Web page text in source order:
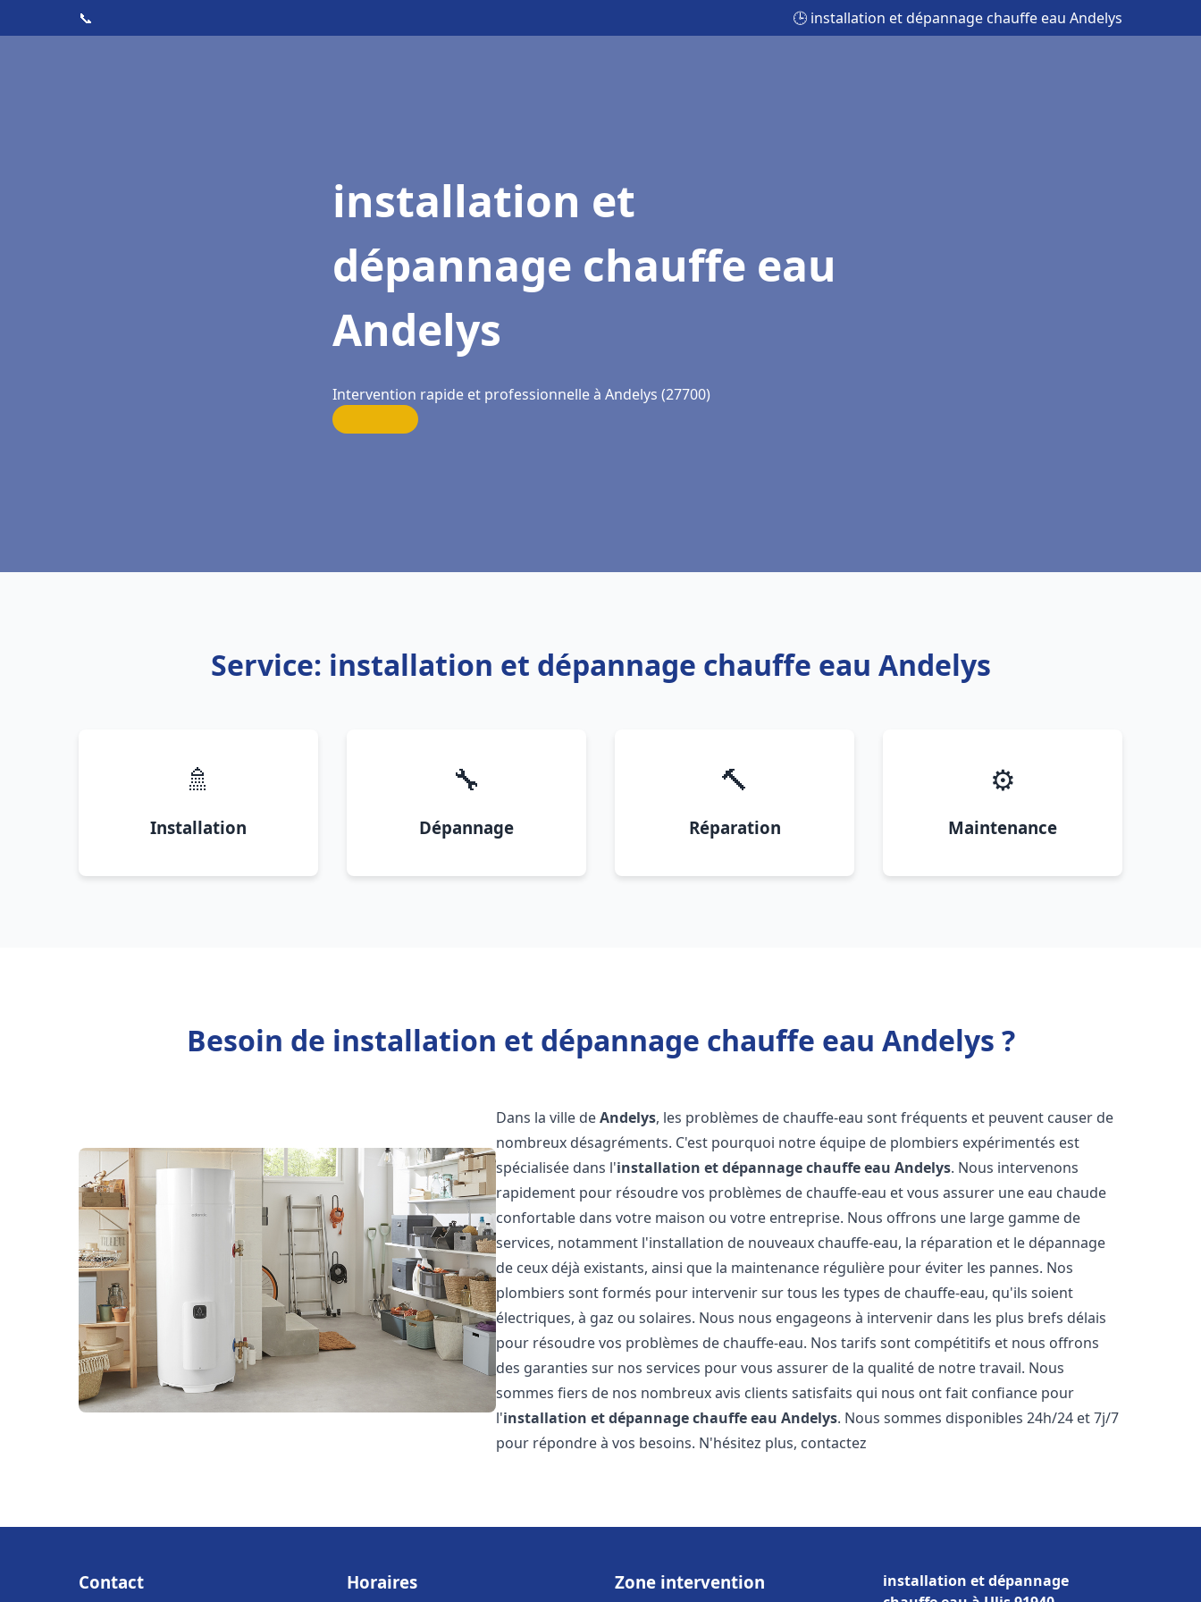
📞 🕒 installation et dépannage chauffe eau Andelys
installation et
dépannage chauffe eau
Andelys
Intervention rapide et professionnelle à Andelys (27700)
Service: installation et dépannage chauffe eau Andelys
🚿
Installation
🔧
Dépannage
🔨
Réparation
⚙️
Maintenance
Besoin de installation et dépannage chauffe eau Andelys ?
Dans la ville deAndelys, les problèmes de chauffe-eau sont fréquents et peuvent causer de
nombreux désagréments. C'est pourquoi notre équipe de plombiers expérimentés est
spécialisée dans l'installation et dépannage chauffe eau Andelys. Nous intervenons
rapidement pour résoudre vos problèmes de chauffe-eau et vous assurer une eau chaude
confortable dans votre maison ou votre entreprise. Nous offrons une large gamme de
services, notamment l'installation de nouveaux chauffe-eau, la réparation et le dépannage
de ceux déjà existants, ainsi que la maintenance régulière pour éviter les pannes. Nos
plombiers sont formés pour intervenir sur tous les types de chauffe-eau, qu'ils soient
électriques, à gaz ou solaires. Nous nous engageons à intervenir dans les plus brefs délais
pour résoudre vos problèmes de chauffe-eau. Nos tarifs sont compétitifs et nous offrons
des garanties sur nos services pour vous assurer de la qualité de notre travail. Nous
sommes fiers de nos nombreux avis clients satisfaits qui nous ont fait confiance pour
l'installation et dépannage chauffe eau Andelys. Nous sommes disponibles 24h/24 et 7j/7
pour répondre à vos besoins. N'hésitez plus, contactez
Contact Horaires Zone intervention
installation et dépannage